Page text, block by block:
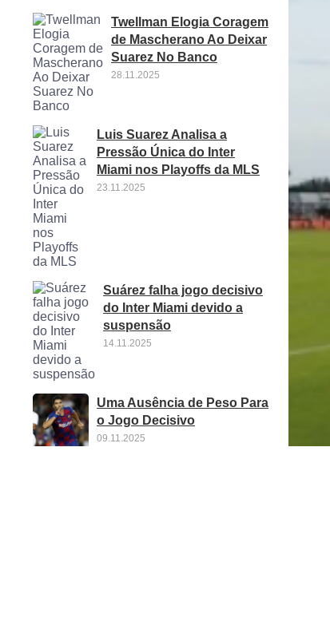
Twellman Elogia Coragem
de Mascherano Ao Deixar
Suarez No Banco
28.11.2025
Luis Suarez Analisa a
Pressão Única do Inter
Miami nos Playoffs da MLS
23.11.2025
Suárez falha jogo decisivo
do Inter Miami devido a
suspensão
14.11.2025
Uma Ausência de Peso Para
o Jogo Decisivo
09.11.2025